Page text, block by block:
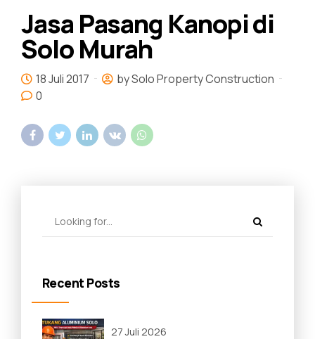
Jasa Pasang Kanopi di
Solo Murah
18 Juli 2017
by Solo Property Construction
0
Recent Posts
27 Juli 2026